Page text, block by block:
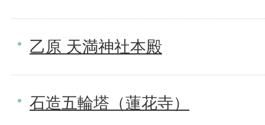
乙原 天満神社本殿
石造五輪塔（蓮花寺）